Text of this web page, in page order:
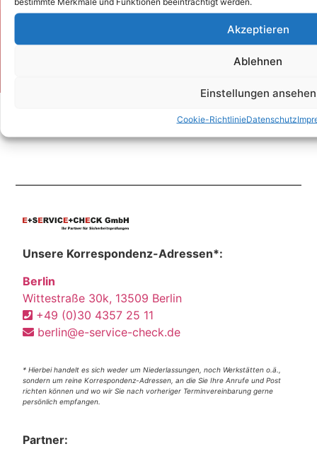
Akzeptieren
Ablehnen
Einstellungen ansehen
Cookie-RichtlinieDatenschutz
Kontakt
Unsere Korrespondenz-Adressen*:
Berlin
Wittestraße 30k, 13509 Berlin
+49 (0)30 4357 25 11
berlin@e-service-check.de
* Hierbei handelt es sich weder um Niederlassungen, noch Werkstätten o.ä.,
sondern um reine Korrespondenz-Adressen, an die Sie Ihre Anrufe und Post
richten können und wo wir Sie nach vorheriger Terminvereinbarung gerne
persönlich empfangen.
Partner: